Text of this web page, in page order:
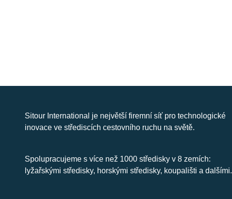
Sitour International je největší firemní síť pro technologické
inovace ve střediscích cestovního ruchu na světě.
Spolupracujeme s více než 1000 středisky v 8 zemích:
lyžařskými středisky, horskými středisky, koupališti a dalšími.